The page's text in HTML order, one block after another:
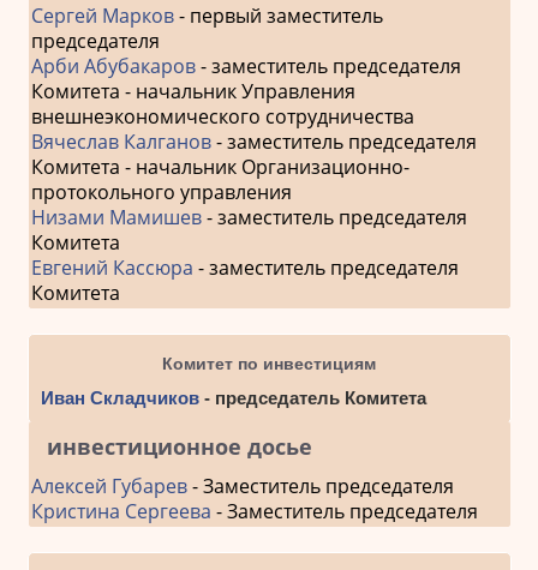
Сергей Марков- первый заместитель
председателя
Арби Абубакаров- заместитель председателя
Комитета - начальник Управления
внешнеэкономического сотрудничества
Вячеслав Калганов- заместитель председателя
Комитета - начальник Организационно-
протокольного управления
Низами Мамишев- заместитель председателя
Комитета
Евгений Кассюра - заместитель председателя
Комитета
Комитет по инвестициям
Иван Складчиков- председатель Комитета
инвестиционное досье
Алексей Губарев- Заместитель председателя
Кристина Сергеева - Заместитель председателя